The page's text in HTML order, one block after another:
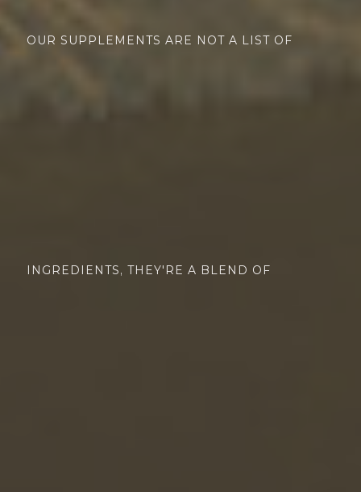
OUR SUPPLEMENTS ARE NOT A LIST OF
INGREDIENTS, THEY'RE A BLEND OF